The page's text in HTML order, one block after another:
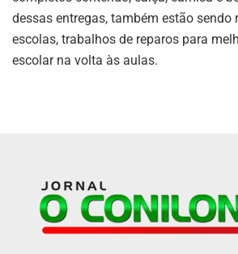
dessas entregas, também estão sendo
escolas, trabalhos de reparos para
escolar na volta às aulas.